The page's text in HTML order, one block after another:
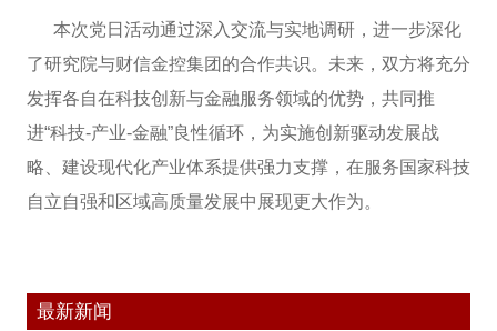
本次党日活动通过深入交流与实地调研，进一步深化
了研究院与财信金控集团的合作共识。未来，双方将充分
发挥各自在科技创新与金融服务领域的优势，共同推
进“科技-产业-金融”良性循环，为实施创新驱动发展战
略、建设现代化产业体系提供强力支撑，在服务国家科技
自立自强和区域高质量发展中展现更大作为。
最新新闻